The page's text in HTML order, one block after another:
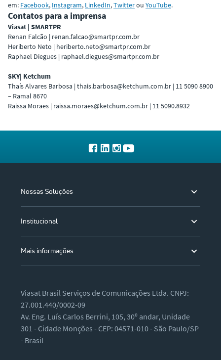
em: Facebook, Instagram, LinkedIn,Twitterou YouTube.
Contatos para a imprensa
Viasat | SMARTPR
Renan Falcão | renan.falcao@smartpr.com.br
Heriberto Neto | heriberto.neto@smartpr.com.br
Raphael Diegues | raphael.diegues@smartpr.com.br
SKY| Ketchum
Thaís Alvares Barbosa | thais.barbosa@ketchum.com.br | 11 5090 8900
– Ramal 8670
Raissa Moraes | raissa.moraes@ketchum.com.br | 11 5090.8932
Nossas Soluções
Institucional
Mais informações
Viasat Brasil Serviços de Comunicações Ltda. CNPJ:
27.001.440/0002-09
Av. Eng. Luís Carlos Berrini, 105, 30º andar, Unidade
301 - Cidade Monções - CEP: 04571-010 - São Paulo/SP
- Brasil